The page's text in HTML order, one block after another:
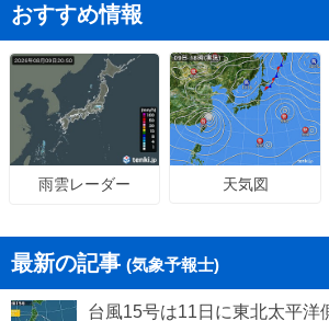
おすすめ情報
雨雲レーダー 天気図
最新の記事 (気象予報士)
台風15号は11日に東北太平